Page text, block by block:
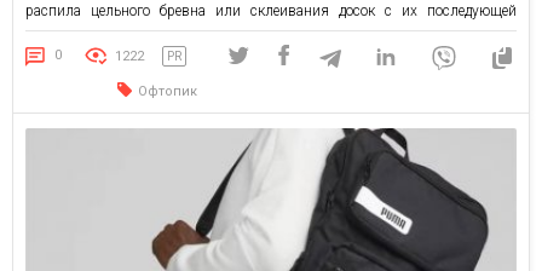
распила цельного бревна или склеивания досок с их последующей
обработкой. Это материал с превосходными физико-техническими
характеристиками: прочный, надежный, долговечный и … дорогой. Для
0 1222 PR
Офтопик